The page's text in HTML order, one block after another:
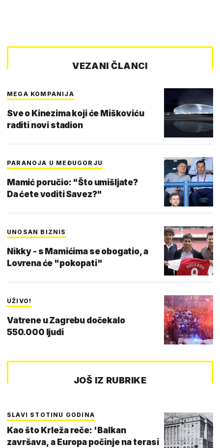
VEZANI ČLANCI
MEGA KOMPANIJA
Sve o Kinezima koji će Miškoviću
raditi novi stadion
PARANOJA U MEĐUGORJU
Mamić poručio: "Što umišljate?
Da ćete voditi Savez?"
UNOSAN BIZNIS
Nikky - s Mamićima se obogatio, a
Lovrena će "pokopati"
UŽIVO!
Vatrene u Zagrebu dočekalo
550.000 ljudi
JOŠ IZ RUBRIKE
SLAVI STOTINU GODINA
Kao što Krleža reče: 'Balkan
završava, a Europa počinje na terasi